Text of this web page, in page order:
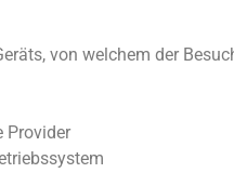
von welchem der
Provider